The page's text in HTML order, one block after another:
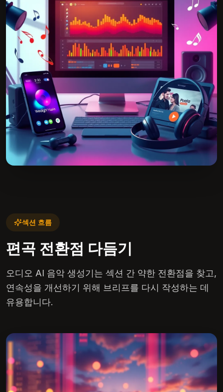
섹션 흐름
편곡 전환점 다듬기
오디오 AI 음악 생성기는 섹션 간 약한 전환점을 찾고,
연속성을 개선하기 위해 브리프를 다시 작성하는 데
유용합니다.